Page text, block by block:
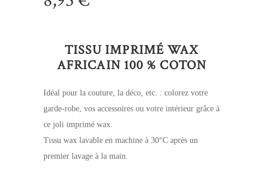
TISSU IMPRIMÉ WAX
AFRICAIN 100 % COTON
Idéal pour la couture, la déco, etc. : colorez votre
garde-robe, vos accessoires ou votre intérieur grâce à
ce joli imprimé wax.
Tissu wax lavable en machine à 30°C après un
premier lavage à la main.